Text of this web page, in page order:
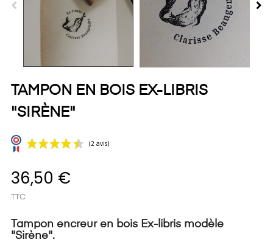
TAMPON EN BOIS EX-LIBRIS
"SIRÈNE"
36,50 €
TTC
Tampon encreur en bois Ex-libris modèle
"Sirène".